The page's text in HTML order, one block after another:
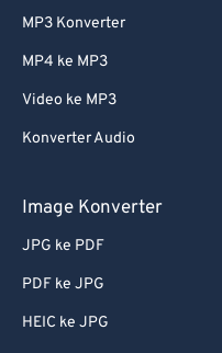
MP3 Konverter
MP4 ke MP3
Video ke MP3
Konverter Audio
Image Konverter
JPG ke PDF
PDF ke JPG
HEIC ke JPG